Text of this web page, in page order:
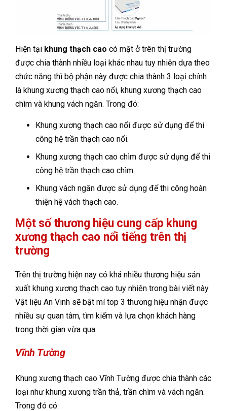
Hiện tại khung thạch cao có mặt ở trên thị trường
được chia thành nhiều loại khác nhau tuy nhiên dựa theo
chức năng thì bộ phận này được chia thành 3 loại chính
là khung xương thạch cao nổi, khung xương thạch cao
chìm và khung vách ngăn. Trong đó:
Khung xương thạch cao nổi được sử dụng để thi
công hệ trần thạch cao nổi.
Khung xương thạch cao chìm được sử dụng để thi
công hệ trần thạch cao chìm.
Khung vách ngăn được sử dụng để thi công hoàn
thiện hệ vách thạch cao.
Một số thương hiệu cung cấp khung
xương thạch cao nổi tiếng trên thị
trường
Trên thị trường hiện nay có khá nhiều thương hiệu sản
xuất khung xương thạch cao tuy nhiên trong bài viết này
Vật liệu An Vinh sẽ bật mí top 3 thương hiệu nhận được
nhiều sự quan tâm, tìm kiếm và lựa chọn khách hàng
trong thời gian vừa qua:
Vĩnh Tường
Khung xương thạch cao Vĩnh Tường được chia thành các
loại như khung xương trần thả, trần chìm và vách ngăn.
Trong đó có: